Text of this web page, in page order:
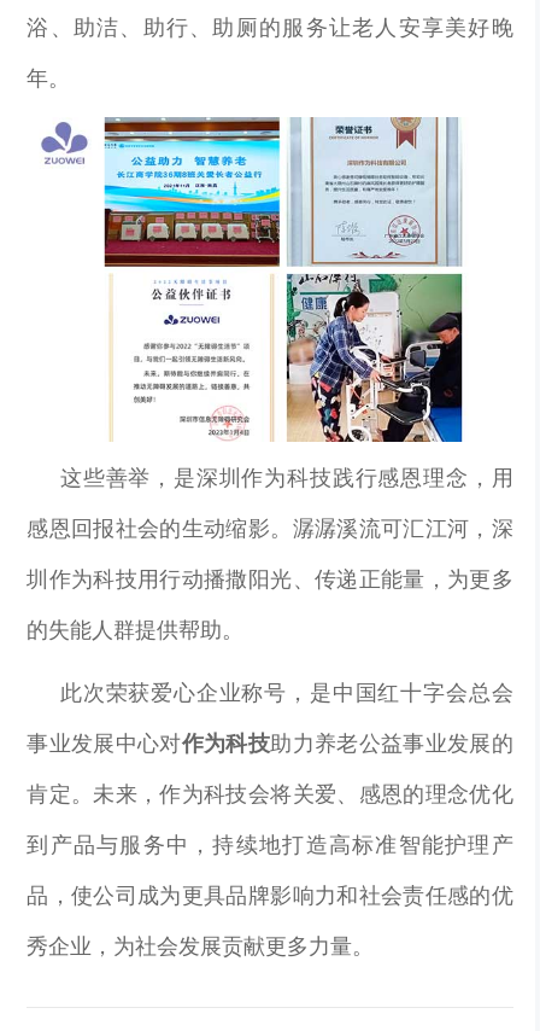
浴、助洁、助行、助厕的服务让老人安享美好晚
年。
这些善举，是深圳作为科技践行感恩理念，用
感恩回报社会的生动缩影。潺潺溪流可汇江河，深
圳作为科技用行动播撒阳光、传递正能量，为更多
的失能人群提供帮助。
此次荣获爱心企业称号，是中国红十字会总会
事业发展中心对作为科技助力养老公益事业发展的
肯定。未来，作为科技会将关爱、感恩的理念优化
到产品与服务中，持续地打造高标准智能护理产
品，使公司成为更具品牌影响力和社会责任感的优
秀企业，为社会发展贡献更多力量。